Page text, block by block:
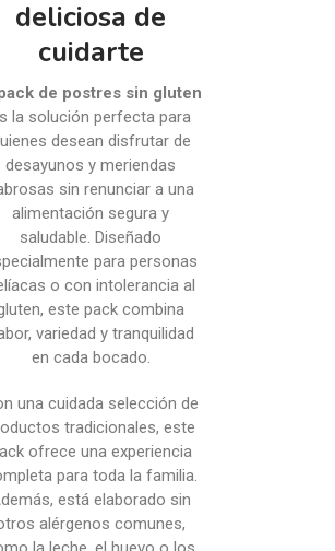
deliciosa de
cuidarte
de postres sin gluten
la solución perfecta para
desean disfrutar de
desayunos y meriendas
sin renunciar a una
alimentación segura y
saludable. Diseñado
para personas
o con intolerancia al
este pack combina
variedad y tranquilidad
en cada bocado.
una cuidada selección de
tradicionales, este
ofrece una experiencia
para toda la familia.
está elaborado sin
alérgenos comunes,